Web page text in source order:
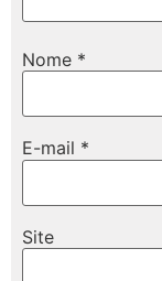
Nome *
E-mail *
Site